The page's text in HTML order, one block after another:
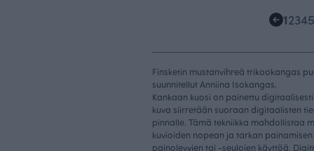
12345
Finsketin mustanvihreä trikookangas
suunnitellut Anniina Isokangas.
Kankaan kuosi on painettu
kuva siirretään suoraan digitaalisten
pinnalle. Tämä tekniikka mahdollistaa
kuvioiden nopean ja tarkan
painolevyjen tai -seulojen käyttöä.